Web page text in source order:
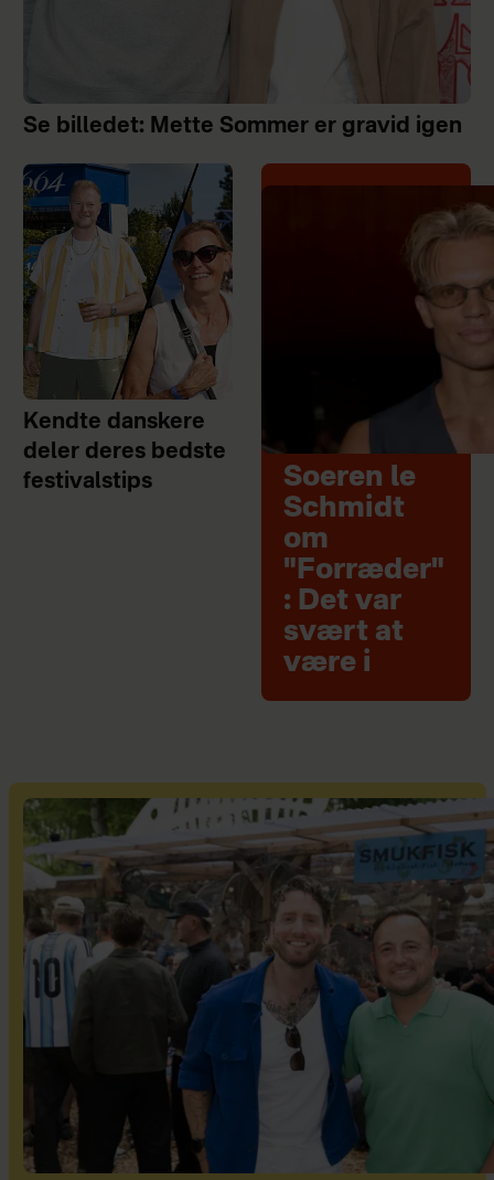
Se billedet: Mette Sommer er gravid igen
Kendte danskere
deler deres bedste
festivalstips
Soeren le
Schmidt
om
"Forræder"
: Det var
svært at
være i